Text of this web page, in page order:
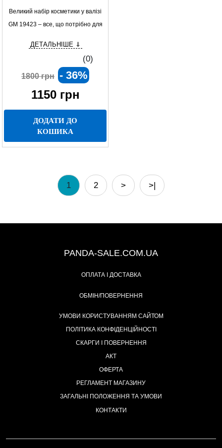
Великий набір косметики у валізі
GM 19423 – все, що потрібно для
ДЕТАЛЬНІШЕ ⇓
(0)
1800 грн - 36%
1150грн
ДОДАТИ ДО
КОШИКА
1 2 > >|
PANDA-SALE.COM.UA
ОПЛАТА І ДОСТАВКА
ОБМІН/ПОВЕРНЕННЯ
УМОВИ КОРИСТУВАННЯМ САЙТОМ
ПОЛІТИКА КОНФІДЕНЦІЙНОСТІ
СКАРГИ І ПОВЕРНЕННЯ
АКТ
ОФЕРТА
РЕГЛАМЕНТ МАГАЗИНУ
ЗАГАЛЬНІ ПОЛОЖЕННЯ ТА УМОВИ
КОНТАКТИ